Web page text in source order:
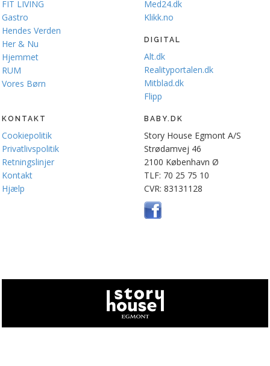
FIT LIVING
Gastro
Hendes Verden
Her & Nu
Hjemmet
RUM
Vores Børn
Med24.dk
Klikk.no
DIGITAL
Alt.dk
Realityportalen.dk
Mitblad.dk
Flipp
KONTAKT
Cookiepolitik
Privatlivspolitik
Retningslinjer
Kontakt
Hjælp
BABY.DK
Story House Egmont A/S
Strødamvej 46
2100 København Ø
TLF: 70 25 75 10
CVR: 83131128